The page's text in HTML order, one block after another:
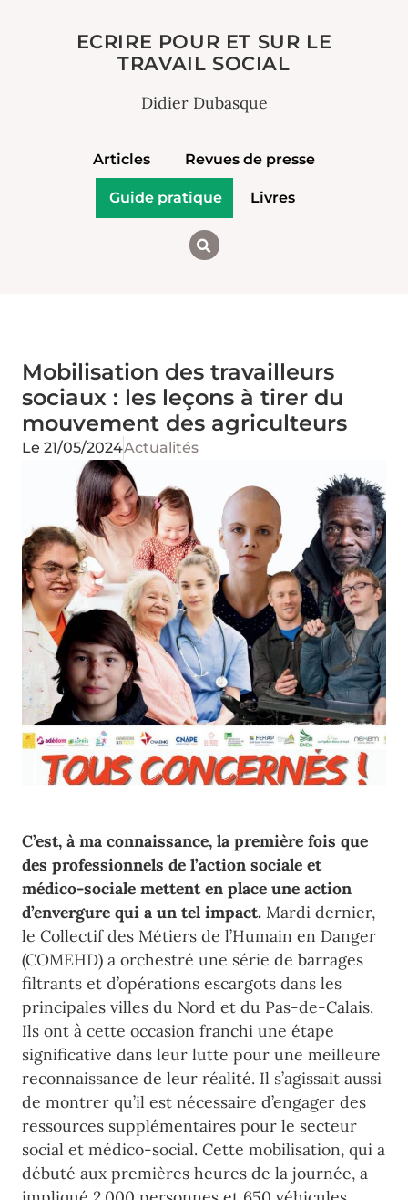
ECRIRE POUR ET SUR LE
TRAVAIL SOCIAL
Didier Dubasque
Articles Revues de presse
Guide pratique Livres
Mobilisation des travailleurs
sociaux : les leçons à tirer du
mouvement des agriculteurs
Le 21/05/2024Actualités
C’est, à ma connaissance, la première fois que
des professionnels de l’action sociale et
médico-sociale mettent en place une action
d’envergure qui a un tel impact. Mardi dernier,
le Collectif des Métiers de l’Humain en Danger
(COMEHD) a orchestré une série de barrages
filtrants et d’opérations escargots dans les
principales villes du Nord et du Pas-de-Calais.
Ils ont à cette occasion franchi une étape
significative dans leur lutte pour une meilleure
reconnaissance de leur réalité. Il s’agissait aussi
de montrer qu’il est nécessaire d’engager des
ressources supplémentaires pour le secteur
social et médico-social. Cette mobilisation, qui a
débuté aux premières heures de la journée, a